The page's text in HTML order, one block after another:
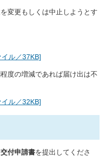
変更もしくは中止しようとす
ル／37KB]
度の増減であれば届け出は不
ル／32KB]
交付申請書を提出してくださ